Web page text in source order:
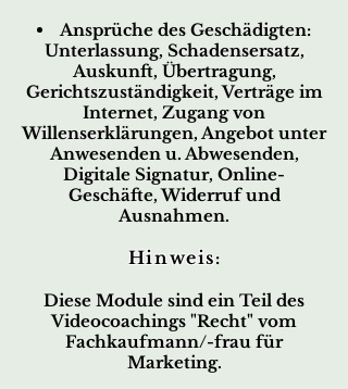
Ansprüche des Geschädigten:
Unterlassung, Schadensersatz,
Auskunft, Übertragung,
Gerichtszuständigkeit, Verträge im
Internet, Zugang von
Willenserklärungen, Angebot unter
Anwesenden u. Abwesenden,
Digitale Signatur, Online-
Geschäfte, Widerruf und
Ausnahmen.
Hinweis:
Diese Module sind ein Teil des
Videocoachings "Recht" vom
Fachkaufmann/-frau für
Marketing.